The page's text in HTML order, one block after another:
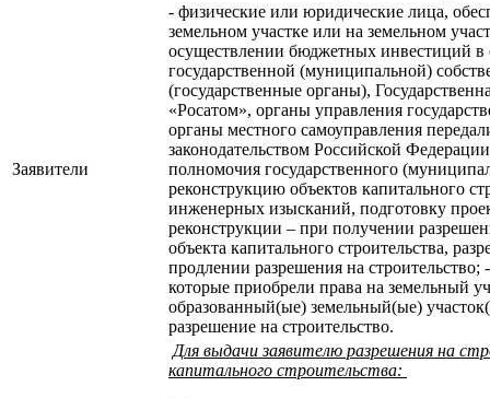
Заявители
- физические или юридические лица,
земельном участке или на земельном
осуществлении бюджетных инвестиций в
государственной (муниципальной)
(государственные органы),
«Росатом», органы управления
органы местного самоуправления
законодательством Российской
полномочия государственного
реконструкцию объектов капитального
инженерных изысканий, подготовку
реконструкции – при получении
объекта капитального строительства,
продлении разрешения на
которые приобрели права на земельный
образованный(ые) земельный(ые)
разрешение на строительство.
Для выдачи заявителю разрешения на
капитального строительства: